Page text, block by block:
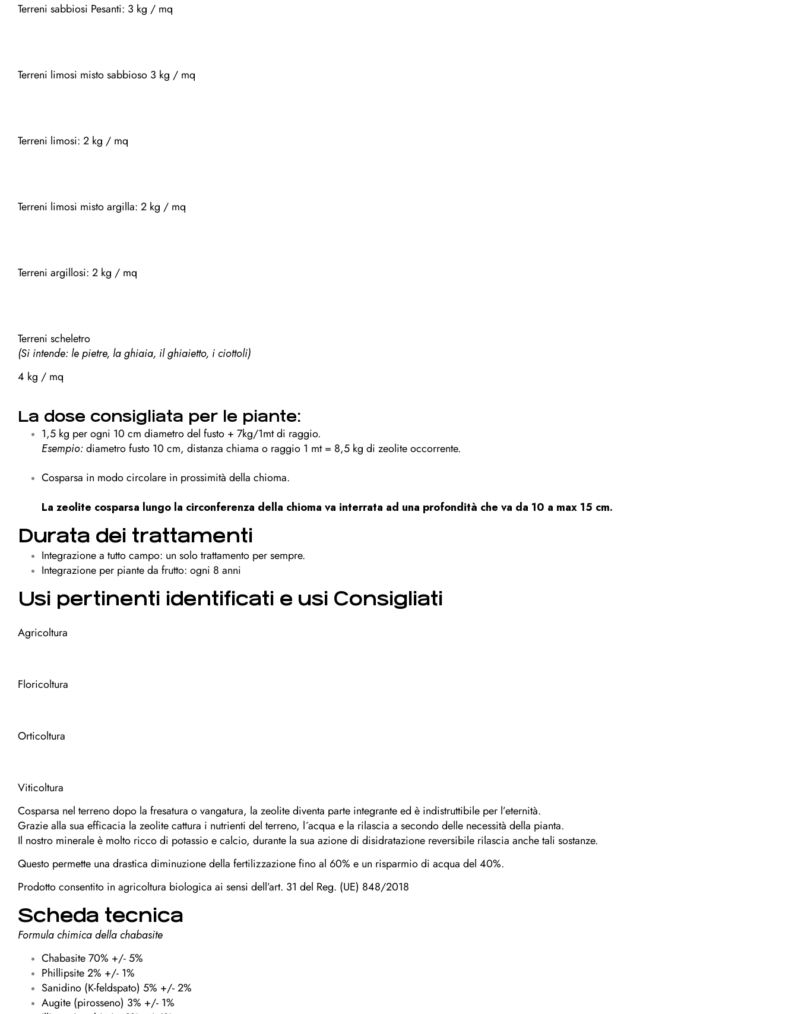
Terreni sabbiosi Pesanti: 3 kg / mq
Terreni limosi misto sabbioso 3 kg / mq
Terreni limosi: 2 kg / mq
Terreni limosi misto argilla: 2 kg / mq
Terreni argillosi: 2 kg / mq
Terreni scheletro
(Si intende: le pietre, la ghiaia, il ghiaietto, i ciottoli)
4 kg / mq
La dose consigliata per le piante:
1,5 kg per ogni 10 cm diametro del fusto + 7kg/1mt di raggio.
Esempio:diametro fusto 10 cm, distanza chiama o raggio 1 mt = 8,5 kg di zeolite occorrente.
Cosparsa in modo circolare in prossimità della chioma.
La zeolite cosparsa lungo la circonferenza della chioma va interrata ad una profondità che va da 10 a max 15 cm.
Durata dei trattamenti
Integrazione a tutto campo: un solo trattamento per sempre.
Integrazione per piante da frutto: ogni 8 anni
Usi pertinenti identificati e usi Consigliati
Agricoltura
Floricoltura
Orticoltura
Viticoltura
Cosparsa nel terreno dopo la fresatura o vangatura, la zeolite diventa parte integrante ed è indistruttibile per l’eternità.
Grazie alla sua efficacia la zeolite cattura i nutrienti del terreno, l´acqua e la rilascia a secondo delle necessità della pianta.
Il nostro minerale è molto ricco di potassio e calcio, durante la sua azione di disidratazione reversibile rilascia anche tali sostanze.
Questo permette una drastica diminuzione della fertilizzazione fino al 60% e un risparmio di acqua del 40%.
Prodotto consentito in agricoltura biologica ai sensi dell’art. 31 del Reg. (UE) 848/2018
Scheda tecnica
Formula chimica della chabasite
Chabasite 70% +/- 5%
Phillipsite 2% +/- 1%
Sanidino (K-feldspato) 5% +/- 2%
Augite (pirosseno) 3% +/- 1%